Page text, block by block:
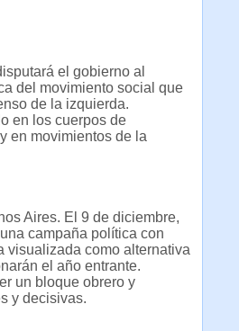
el gobierno al
del movimiento social que
de la izquierda.
en los cuerpos de
en movimientos de la
Aires. El 9 de diciembre,
campaña política con
visualizada como alternativa
el año entrante.
un bloque obrero y
y decisivas.